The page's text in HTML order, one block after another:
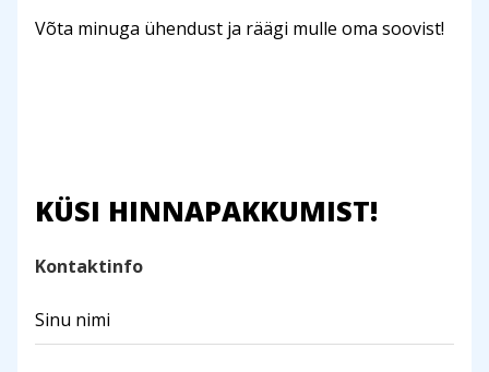
Võta minuga ühendust ja räägi mulle oma soovist!
KÜSI HINNAPAKKUMIST!
Kontaktinfo